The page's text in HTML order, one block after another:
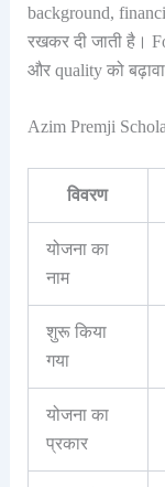
background,
रखकर दी जाती है।
और quality को
Azim Premji
विवरण
योजना का
नाम
शुरू किया
गया
योजना का
प्रकार